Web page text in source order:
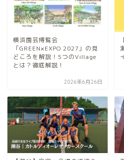
横浜園芸博覧会
「GREEN×EXPO 2027」の見
どころを解説！5つのVillage
とは？徹底解説！
2026年6月26日